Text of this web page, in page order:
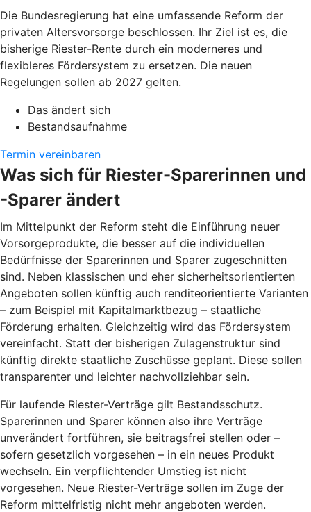
Die Bundesregierung hat eine umfassende Reform der
privaten Altersvorsorge beschlossen. Ihr Ziel ist es, die
bisherige Riester-Rente durch ein moderneres und
flexibleres Fördersystem zu ersetzen. Die neuen
Regelungen sollen ab 2027 gelten.
Das ändert sich
Bestandsaufnahme
Termin vereinbaren
Was sich für Riester-Sparerinnen und
-Sparer ändert
Im Mittelpunkt der Reform steht die Einführung neuer
Vorsorgeprodukte, die besser auf die individuellen
Bedürfnisse der Sparerinnen und Sparer zugeschnitten
sind. Neben klassischen und eher sicherheitsorientierten
Angeboten sollen künftig auch renditeorientierte Varianten
– zum Beispiel mit Kapitalmarktbezug – staatliche
Förderung erhalten. Gleichzeitig wird das Fördersystem
vereinfacht. Statt der bisherigen Zulagenstruktur sind
künftig direkte staatliche Zuschüsse geplant. Diese sollen
transparenter und leichter nachvollziehbar sein.
Für laufende Riester-Verträge gilt Bestandsschutz.
Sparerinnen und Sparer können also ihre Verträge
unverändert fortführen, sie beitragsfrei stellen oder –
sofern gesetzlich vorgesehen – in ein neues Produkt
wechseln. Ein verpflichtender Umstieg ist nicht
vorgesehen. Neue Riester-Verträge sollen im Zuge der
Reform mittelfristig nicht mehr angeboten werden.